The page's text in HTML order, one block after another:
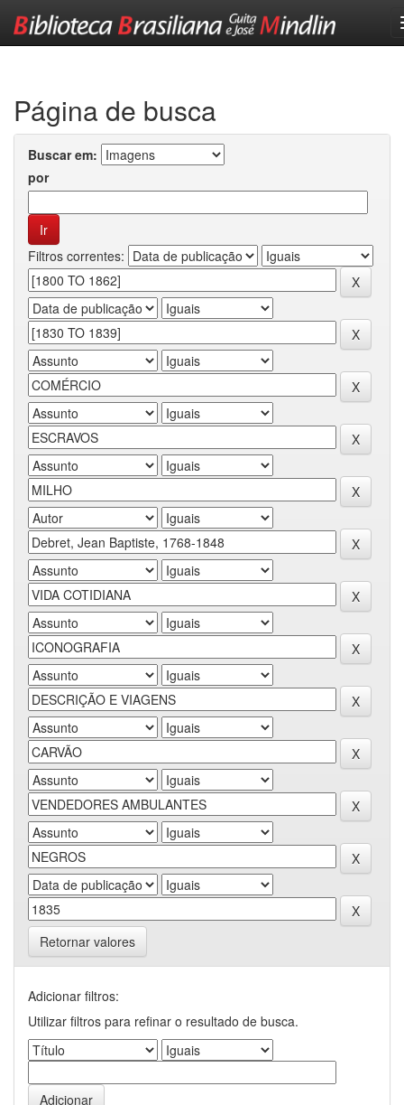
Página de busca
Buscar em:
por
Filtros correntes:
Retornar valores
Adicionar filtros:
Utilizar filtros para refinar o resultado de busca.